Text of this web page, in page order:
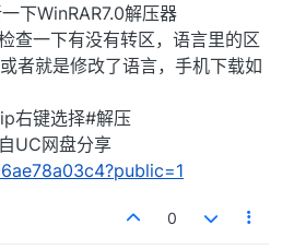
下WinRAR7.0解压器
查一下有没有转区，语言里的区
者就是修改了语言，手机下载如
右键选择#解压
UC网盘分享
0